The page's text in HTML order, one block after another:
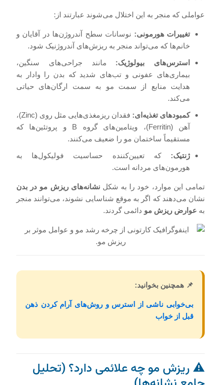
عواملی که منجر به این اختلال می‌شوند عبارتند از:
تغییرات هورمونی: نوسانات سطح آندروژن‌ها در آقایان و
خانم‌ها که می‌تواند منجر به ریزش‌های آندروژنیک شود.
استرس‌های بیولوژیک: مانند جراحی‌های سنگین،
بیماری‌های عفونی و تب‌های شدید که بدن را وادار به
هدایت منابع از سمت مو به سمت ارگان‌های حیاتی
می‌کند.
کمبودهای تغذیه‌ای:
فقدان ریزمغذی‌هایی مثل روی (Zinc)،
آهن (Ferritin)، ویتامین‌های گروه B و پروتئین‌ها که
مستقیماً ساختمان مو را ضعیف می‌کنند.
ژنتیک: که تعیین‌کننده حساسیت فولیکول‌ها به
هورمون‌های مردانه است.
تمامی این موارد، خود را به شکلنشانه‌های ریزش مو در بدن
نشان می‌دهند که اگر به موقع شناسایی نشوند، می‌توانند منجر
به عوارض ریزش مو دائمی گردند.
📌 همچنین بخوانید:
بی‌خوابی ناشی از استرس و روش‌های آرام کردن ذهن
قبل از خواب
⚠️ ریزش مو چه علائمی دارد؟ (تحلیل